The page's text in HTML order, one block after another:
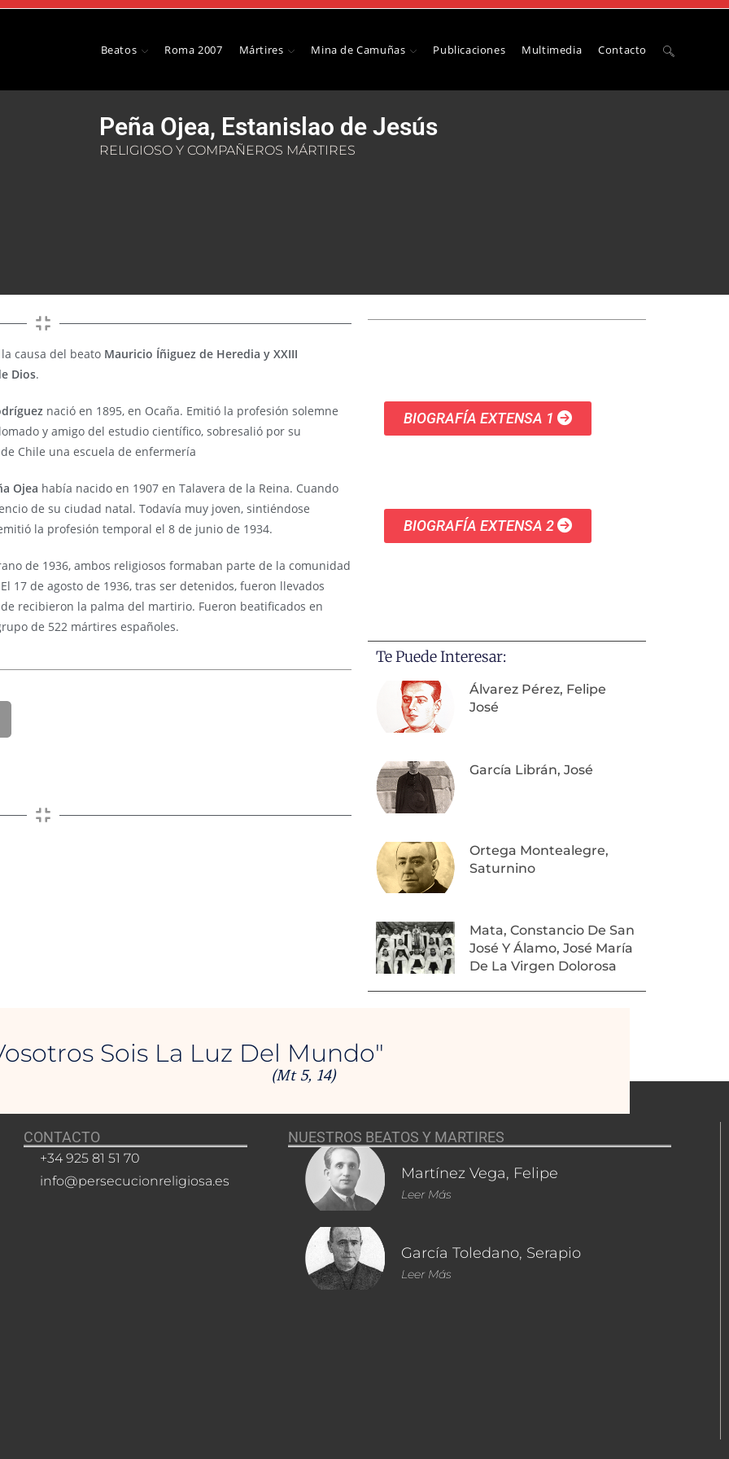
Beatos Roma 2007 Mártires Mina de Camuñas Publicaciones Multimedia Contacto
Peña Ojea, Estanislao de Jesús
RELIGIOSO Y COMPAÑEROS MÁRTIRES
causa del beato Mauricio Íñiguez de Heredia y XXIII
Dios.
nació en 1895, en Ocaña. Emitió la profesión solemne
y amigo del estudio científico, sobresalió por su
Chile una escuela de enfermería
Ojea había nacido en 1907 en Talavera de la Reina. Cuando
de su ciudad natal. Todavía muy joven, sintiéndose
la profesión temporal el 8 de junio de 1934.
de 1936, ambos religiosos formaban parte de la comunidad
17 de agosto de 1936, tras ser detenidos, fueron llevados
recibieron la palma del martirio. Fueron beatificados en
de 522 mártires españoles.
BIOGRAFÍA EXTENSA 1
BIOGRAFÍA EXTENSA 2
Te Puede Interesar:
Álvarez Pérez, Felipe
José
García Librán, José
Ortega Montealegre,
Saturnino
Mata, Constancio De San
José Y Álamo, José María
De La Virgen Dolorosa
Sois La Luz Del Mundo"
(Mt 5, 14)
CONTACTO
+34 925 81 51 70
info@persecucionreligiosa.es
NUESTROS BEATOS Y MARTIRES
Martínez Vega, Felipe
Leer Más
García Toledano, Serapio
Leer Más